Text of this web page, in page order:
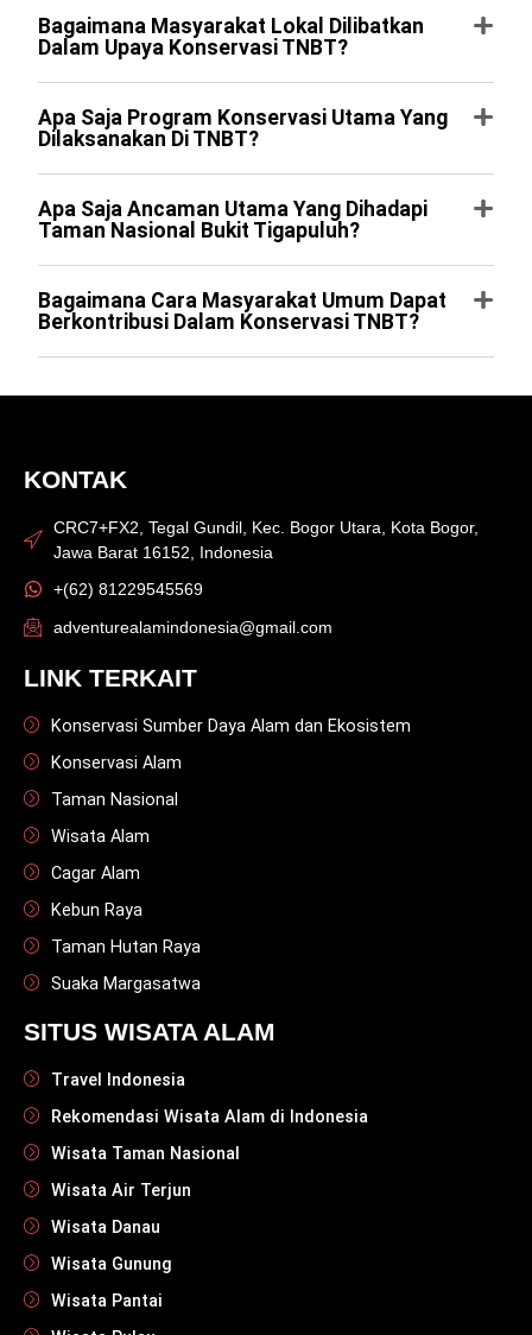
Bagaimana Masyarakat Lokal Dilibatkan
Dalam Upaya Konservasi TNBT?
Apa Saja Program Konservasi Utama Yang
Dilaksanakan Di TNBT?
Apa Saja Ancaman Utama Yang Dihadapi
Taman Nasional Bukit Tigapuluh?
Bagaimana Cara Masyarakat Umum Dapat
Berkontribusi Dalam Konservasi TNBT?
KONTAK
CRC7+FX2, Tegal Gundil, Kec. Bogor Utara, Kota Bogor,
Jawa Barat 16152, Indonesia
+(62) 81229545569
adventurealamindonesia@gmail.com
LINK TERKAIT
Konservasi Sumber Daya Alam dan Ekosistem
Konservasi Alam
Taman Nasional
Wisata Alam
Cagar Alam
Kebun Raya
Taman Hutan Raya
Suaka Margasatwa
SITUS WISATA ALAM
Travel Indonesia
Rekomendasi Wisata Alam di Indonesia
Wisata Taman Nasional
Wisata Air Terjun
Wisata Danau
Wisata Gunung
Wisata Pantai